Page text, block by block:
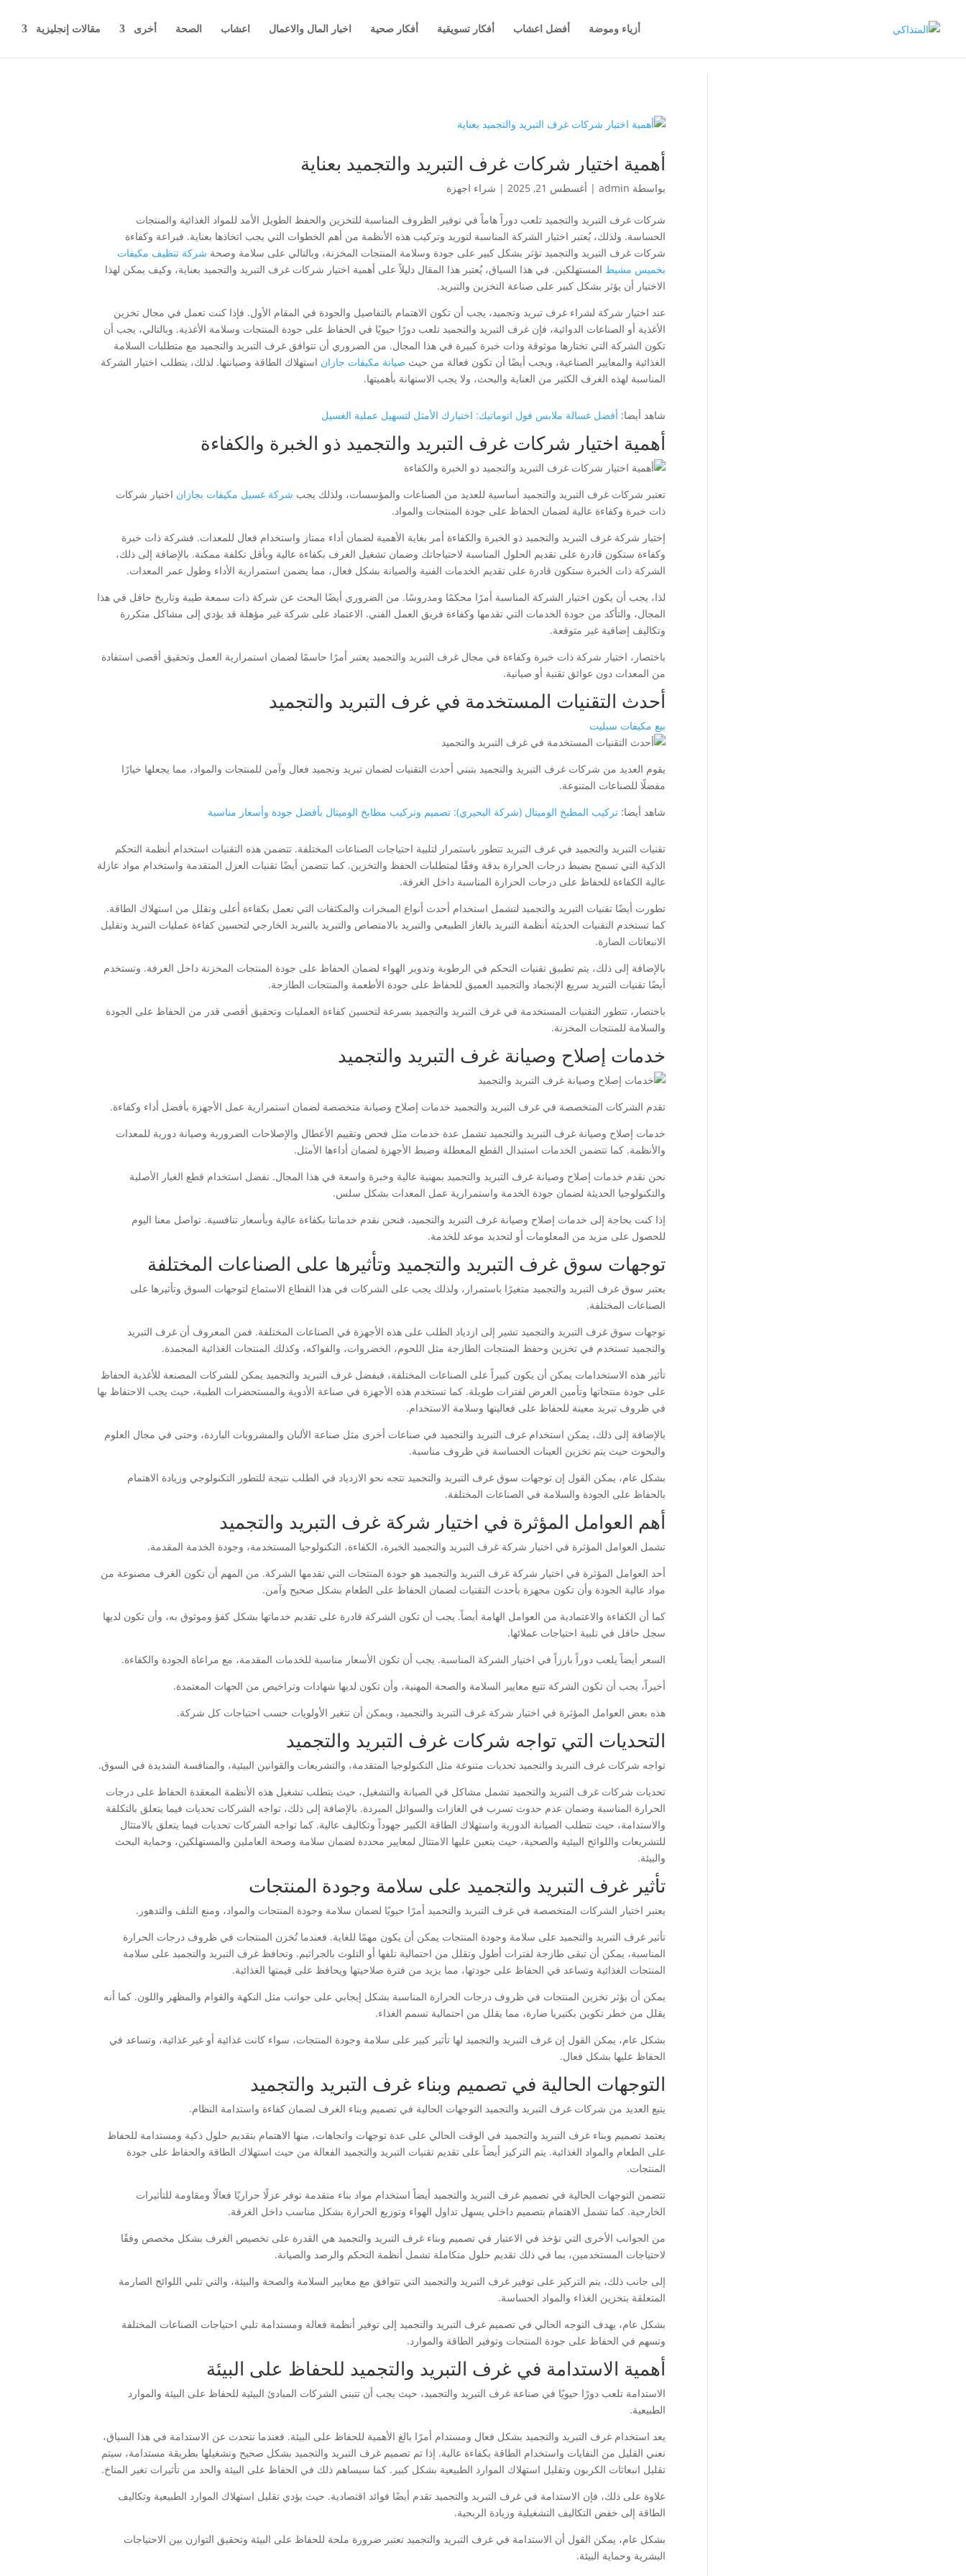
أزياء وموضة أفضل اعشاب أفكار تسويقية أفكار صحية اخبار المال والاعمال اعشاب الصحة أخرى مقالات إنجليزية
أهمية اختيار شركات غرف التبريد والتجميد بعناية
بواسطة admin
| أغسطس 21, 2025 | شراء اجهزة
شركات غرف التبريد والتجميد تلعب دوراً هاماً في توفير الظروف المناسبة للتخزين والحفظ الطويل الأمد للمواد الغذائية والمنتجات
الحساسة. ولذلك، يُعتبر اختيار الشركة المناسبة لتوريد وتركيب هذه الأنظمة من أهم الخطوات التي يجب اتخاذها بعناية. فبراعة وكفاءة
شركات غرف التبريد والتجميد تؤثر بشكل كبير على جودة وسلامة المنتجات المخزنة، وبالتالي على سلامة وصحة شركة تنظيف مكيفات
بخميس مشيط المستهلكين. في هذا السياق، يُعتبر هذا المقال دليلاً على أهمية اختيار شركات غرف التبريد والتجميد بعناية، وكيف يمكن لهذا
الاختيار أن يؤثر بشكل كبير على صناعة التخزين والتبريد.
عند اختيار شركة لشراء غرف تبريد وتجميد، يجب أن تكون الاهتمام بالتفاصيل والجودة في المقام الأول. فإذا كنت تعمل في مجال تخزين
الأغذية أو الصناعات الدوائية، فإن غرف التبريد والتجميد تلعب دورًا حيويًا في الحفاظ على جودة المنتجات وسلامة الأغذية. وبالتالي، يجب أن
تكون الشركة التي تختارها موثوقة وذات خبرة كبيرة في هذا المجال. من الضروري أن تتوافق غرف التبريد والتجميد مع متطلبات السلامة
الغذائية والمعايير الصناعية، ويجب أيضًا أن تكون فعالة من حيث صيانة مكيفات جازان استهلاك الطاقة وصيانتها. لذلك، يتطلب اختيار الشركة
المناسبة لهذه الغرف الكثير من العناية والبحث، ولا يجب الاستهانة بأهميتها.
شاهد أيضا: أفضل غسالة ملابس فول اتوماتيك: اختيارك الأمثل لتسهيل عملية الغسيل
أهمية اختيار شركات غرف التبريد والتجميد ذو الخبرة والكفاءة
تعتبر شركات غرف التبريد والتجميد أساسية للعديد من الصناعات والمؤسسات، ولذلك يجب شركة غسيل مكيفات بجازان اختيار شركات
ذات خبرة وكفاءة عالية لضمان الحفاظ على جودة المنتجات والمواد.
إختيار شركة غرف التبريد والتجميد ذو الخبرة والكفاءة أمر بغاية الأهمية لضمان أداء ممتاز واستخدام فعال للمعدات. فشركة ذات خبرة
وكفاءة ستكون قادرة على تقديم الحلول المناسبة لاحتياجاتك وضمان تشغيل الغرف بكفاءة عالية وبأقل تكلفة ممكنة. بالإضافة إلى ذلك،
الشركة ذات الخبرة ستكون قادرة على تقديم الخدمات الفنية والصيانة بشكل فعال، مما يضمن استمرارية الأداء وطول عمر المعدات.
لذا، يجب أن يكون اختيار الشركة المناسبة أمرًا محكمًا ومدروسًا. من الضروري أيضًا البحث عن شركة ذات سمعة طيبة وتاريخ حافل في هذا
المجال، والتأكد من جودة الخدمات التي تقدمها وكفاءة فريق العمل الفني. الاعتماد على شركة غير مؤهلة قد يؤدي إلى مشاكل متكررة
وتكاليف إضافية غير متوقعة.
باختصار، اختيار شركة ذات خبرة وكفاءة في مجال غرف التبريد والتجميد يعتبر أمرًا حاسمًا لضمان استمرارية العمل وتحقيق أقصى استفادة
من المعدات دون عوائق تقنية أو صيانية.
أحدث التقنيات المستخدمة في غرف التبريد والتجميد
بيع مكيفات سبليت
يقوم العديد من شركات غرف التبريد والتجميد بتبني أحدث التقنيات لضمان تبريد وتجميد فعال وآمن للمنتجات والمواد، مما يجعلها خيارًا
مفضلًا للصناعات المتنوعة.
شاهد أيضا: تركيب المطبخ الوميتال (شركة البحيري): تصميم وتركيب مطابخ الوميتال بأفضل جودة وأسعار مناسبة
تقنيات التبريد والتجميد في غرف التبريد تتطور باستمرار لتلبية احتياجات الصناعات المختلفة. تتضمن هذه التقنيات استخدام أنظمة التحكم
الذكية التي تسمح بضبط درجات الحرارة بدقة وفقًا لمتطلبات الحفظ والتخزين. كما تتضمن أيضًا تقنيات العزل المتقدمة واستخدام مواد عازلة
عالية الكفاءة للحفاظ على درجات الحرارة المناسبة داخل الغرفة.
تطورت أيضًا تقنيات التبريد والتجميد لتشمل استخدام أحدث أنواع المبخرات والمكثفات التي تعمل بكفاءة أعلى وتقلل من استهلاك الطاقة.
كما تستخدم التقنيات الحديثة أنظمة التبريد بالغاز الطبيعي والتبريد بالامتصاص والتبريد بالتبريد الخارجي لتحسين كفاءة عمليات التبريد وتقليل
الانبعاثات الضارة.
بالإضافة إلى ذلك، يتم تطبيق تقنيات التحكم في الرطوبة وتدوير الهواء لضمان الحفاظ على جودة المنتجات المخزنة داخل الغرفة. وتستخدم
أيضًا تقنيات التبريد سريع الإنجماد والتجميد العميق للحفاظ على جودة الأطعمة والمنتجات الطازجة.
باختصار، تتطور التقنيات المستخدمة في غرف التبريد والتجميد بسرعة لتحسين كفاءة العمليات وتحقيق أقصى قدر من الحفاظ على الجودة
والسلامة للمنتجات المخزنة.
خدمات إصلاح وصيانة غرف التبريد والتجميد
تقدم الشركات المتخصصة في غرف التبريد والتجميد خدمات إصلاح وصيانة متخصصة لضمان استمرارية عمل الأجهزة بأفضل أداء وكفاءة.
خدمات إصلاح وصيانة غرف التبريد والتجميد تشمل عدة خدمات مثل فحص وتقييم الأعطال والإصلاحات الضرورية وصيانة دورية للمعدات
والأنظمة. كما تتضمن الخدمات استبدال القطع المعطلة وضبط الأجهزة لضمان أداءها الأمثل.
نحن نقدم خدمات إصلاح وصيانة غرف التبريد والتجميد بمهنية عالية وخبرة واسعة في هذا المجال. نفضل استخدام قطع الغيار الأصلية
والتكنولوجيا الحديثة لضمان جودة الخدمة واستمرارية عمل المعدات بشكل سلس.
إذا كنت بحاجة إلى خدمات إصلاح وصيانة غرف التبريد والتجميد، فنحن نقدم خدماتنا بكفاءة عالية وبأسعار تنافسية. تواصل معنا اليوم
للحصول على مزيد من المعلومات أو لتحديد موعد للخدمة.
توجهات سوق غرف التبريد والتجميد وتأثيرها على الصناعات المختلفة
يعتبر سوق غرف التبريد والتجميد متغيرًا باستمرار، ولذلك يجب على الشركات في هذا القطاع الاستماع لتوجهات السوق وتأثيرها على
الصناعات المختلفة.
توجهات سوق غرف التبريد والتجميد تشير إلى ازدياد الطلب على هذه الأجهزة في الصناعات المختلفة. فمن المعروف أن غرف التبريد
والتجميد تستخدم في تخزين وحفظ المنتجات الطازجة مثل اللحوم، الخضروات، والفواكه، وكذلك المنتجات الغذائية المجمدة.
تأثير هذه الاستخدامات يمكن أن يكون كبيراً على الصناعات المختلفة، فبفضل غرف التبريد والتجميد يمكن للشركات المصنعة للأغذية الحفاظ
على جودة منتجاتها وتأمين العرض لفترات طويلة. كما تستخدم هذه الأجهزة في صناعة الأدوية والمستحضرات الطبية، حيث يجب الاحتفاظ بها
في ظروف تبريد معينة للحفاظ على فعاليتها وسلامة الاستخدام.
بالإضافة إلى ذلك، يمكن استخدام غرف التبريد والتجميد في صناعات أخرى مثل صناعة الألبان والمشروبات الباردة، وحتى في مجال العلوم
والبحوث حيث يتم تخزين العينات الحساسة في ظروف مناسبة.
بشكل عام، يمكن القول إن توجهات سوق غرف التبريد والتجميد تتجه نحو الازدياد في الطلب نتيجة للتطور التكنولوجي وزيادة الاهتمام
بالحفاظ على الجودة والسلامة في الصناعات المختلفة.
أهم العوامل المؤثرة في اختيار شركة غرف التبريد والتجميد
تشمل العوامل المؤثرة في اختيار شركة غرف التبريد والتجميد الخبرة، الكفاءة، التكنولوجيا المستخدمة، وجودة الخدمة المقدمة.
أحد العوامل المؤثرة في اختيار شركة غرف التبريد والتجميد هو جودة المنتجات التي تقدمها الشركة. من المهم أن تكون الغرف مصنوعة من
مواد عالية الجودة وأن تكون مجهزة بأحدث التقنيات لضمان الحفاظ على الطعام بشكل صحيح وآمن.
كما أن الكفاءة والاعتمادية من العوامل الهامة أيضاً. يجب أن تكون الشركة قادرة على تقديم خدماتها بشكل كفؤ وموثوق به، وأن تكون لديها
سجل حافل في تلبية احتياجات عملائها.
السعر أيضاً يلعب دوراً بارزاً في اختيار الشركة المناسبة. يجب أن تكون الأسعار مناسبة للخدمات المقدمة، مع مراعاة الجودة والكفاءة.
أخيراً، يجب أن تكون الشركة تتبع معايير السلامة والصحة المهنية، وأن تكون لديها شهادات وتراخيص من الجهات المعتمدة.
هذه بعض العوامل المؤثرة في اختيار شركة غرف التبريد والتجميد، ويمكن أن تتغير الأولويات حسب احتياجات كل شركة.
التحديات التي تواجه شركات غرف التبريد والتجميد
تواجه شركات غرف التبريد والتجميد تحديات متنوعة مثل التكنولوجيا المتقدمة، والتشريعات والقوانين البيئية، والمنافسة الشديدة في السوق.
تحديات شركات غرف التبريد والتجميد تشمل مشاكل في الصيانة والتشغيل، حيث يتطلب تشغيل هذه الأنظمة المعقدة الحفاظ على درجات
الحرارة المناسبة وضمان عدم حدوث تسرب في الغازات والسوائل المبردة. بالإضافة إلى ذلك، تواجه الشركات تحديات فيما يتعلق بالتكلفة
والاستدامة، حيث تتطلب الصيانة الدورية واستهلاك الطاقة الكبير جهوداً وتكاليف عالية. كما تواجه الشركات تحديات فيما يتعلق بالامتثال
للتشريعات واللوائح البيئية والصحية، حيث يتعين عليها الامتثال لمعايير محددة لضمان سلامة وصحة العاملين والمستهلكين، وحماية البحث
والبيئة.
تأثير غرف التبريد والتجميد على سلامة وجودة المنتجات
يعتبر اختيار الشركات المتخصصة في غرف التبريد والتجميد أمرًا حيويًا لضمان سلامة وجودة المنتجات والمواد، ومنع التلف والتدهور.
تأثير غرف التبريد والتجميد على سلامة وجودة المنتجات يمكن أن يكون مهمًا للغاية. فعندما تُخزن المنتجات في ظروف درجات الحرارة
المناسبة، يمكن أن تبقى طازجة لفترات أطول وتقلل من احتمالية تلفها أو التلوث بالجراثيم. وتحافظ غرف التبريد والتجميد على سلامة
المنتجات الغذائية وتساعد في الحفاظ على جودتها، مما يزيد من فترة صلاحيتها ويحافظ على قيمتها الغذائية.
يمكن أن يؤثر تخزين المنتجات في ظروف درجات الحرارة المناسبة بشكل إيجابي على جوانب مثل النكهة والقوام والمظهر واللون. كما أنه
يقلل من خطر تكوين بكتيريا ضارة، مما يقلل من احتمالية تسمم الغذاء.
بشكل عام، يمكن القول إن غرف التبريد والتجميد لها تأثير كبير على سلامة وجودة المنتجات، سواء كانت غذائية أو غير غذائية، وتساعد في
الحفاظ عليها بشكل فعال.
التوجهات الحالية في تصميم وبناء غرف التبريد والتجميد
يتبع العديد من شركات غرف التبريد والتجميد التوجهات الحالية في تصميم وبناء الغرف لضمان كفاءة واستدامة النظام.
يعتمد تصميم وبناء غرف التبريد والتجميد في الوقت الحالي على عدة توجهات واتجاهات، منها الاهتمام بتقديم حلول ذكية ومستدامة للحفاظ
على الطعام والمواد الغذائية. يتم التركيز أيضاً على تقديم تقنيات التبريد والتجميد الفعالة من حيث استهلاك الطاقة والحفاظ على جودة
المنتجات.
تتضمن التوجهات الحالية في تصميم غرف التبريد والتجميد أيضاً استخدام مواد بناء متقدمة توفر عزلًا حراريًا فعالًا ومقاومة للتأثيرات
الخارجية. كما تشمل الاهتمام بتصميم داخلي يسهل تداول الهواء وتوزيع الحرارة بشكل مناسب داخل الغرفة.
من الجوانب الأخرى التي تؤخذ في الاعتبار في تصميم وبناء غرف التبريد والتجميد هي القدرة على تخصيص الغرف بشكل مخصص وفقًا
لاحتياجات المستخدمين، بما في ذلك تقديم حلول متكاملة تشمل أنظمة التحكم والرصد والصيانة.
إلى جانب ذلك، يتم التركيز على توفير غرف التبريد والتجميد التي تتوافق مع معايير السلامة والصحة والبيئة، والتي تلبي اللوائح الصارمة
المتعلقة بتخزين الغذاء والمواد الحساسة.
بشكل عام، يهدف التوجه الحالي في تصميم غرف التبريد والتجميد إلى توفير أنظمة فعالة ومستدامة تلبي احتياجات الصناعات المختلفة
وتسهم في الحفاظ على جودة المنتجات وتوفير الطاقة والموارد.
أهمية الاستدامة في غرف التبريد والتجميد للحفاظ على البيئة
الاستدامة تلعب دورًا حيويًا في صناعة غرف التبريد والتجميد، حيث يجب أن تتبنى الشركات المبادئ البيئية للحفاظ على البيئة والموارد
الطبيعية.
يعد استخدام غرف التبريد والتجميد بشكل فعال ومستدام أمرًا بالغ الأهمية للحفاظ على البيئة. فعندما نتحدث عن الاستدامة في هذا السياق،
نعني القليل من النفايات واستخدام الطاقة بكفاءة عالية. إذا تم تصميم غرف التبريد والتجميد بشكل صحيح وتشغيلها بطريقة مستدامة، سيتم
تقليل انبعاثات الكربون وتقليل استهلاك الموارد الطبيعية بشكل كبير. كما سيساهم ذلك في الحفاظ على البيئة والحد من تأثيرات تغير المناخ.
علاوة على ذلك، فإن الاستدامة في غرف التبريد والتجميد تقدم أيضًا فوائد اقتصادية. حيث يؤدي تقليل استهلاك الموارد الطبيعية وتكاليف
الطاقة إلى خفض التكاليف التشغيلية وزيادة الربحية.
بشكل عام، يمكن القول أن الاستدامة في غرف التبريد والتجميد تعتبر ضرورة ملحة للحفاظ على البيئة وتحقيق التوازن بين الاحتياجات
البشرية وحماية البيئة.